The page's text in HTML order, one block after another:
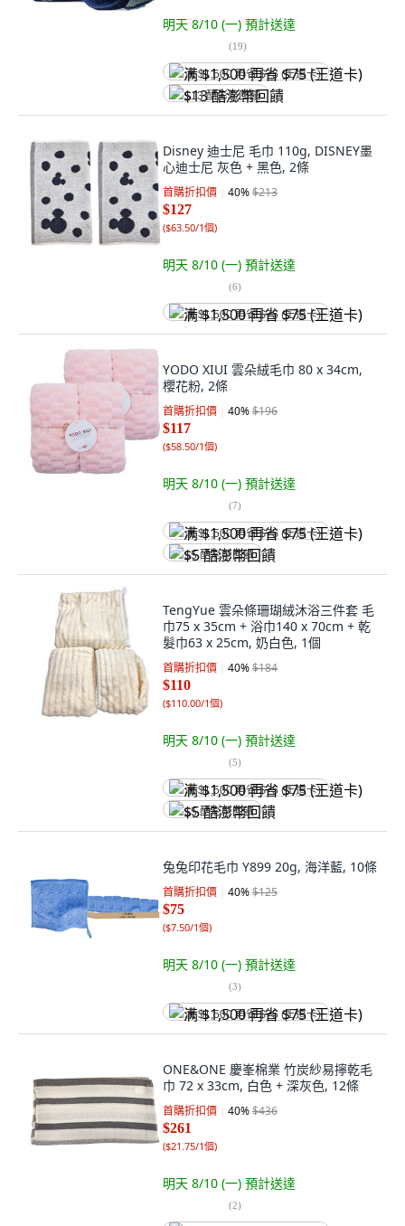
明天 8/10 (一) 預計送達
(19)
满 $1,500 再省 $75 (王道卡)
$13 酷澎幣回饋
Disney 迪士尼 毛巾 110g, DISNEY墨
心迪士尼 灰色 + 黑色, 2條
首購折扣價 40%$213
$127
($63.50/1個)
明天 8/10 (一) 預計送達
(6)
满 $1,500 再省 $75 (王道卡)
YODO XIUI 雲朵絨毛巾 80 x 34cm,
櫻花粉, 2條
首購折扣價 40%$196
$117
($58.50/1個)
明天 8/10 (一) 預計送達
(7)
满 $1,500 再省 $75 (王道卡)
$5 酷澎幣回饋
TengYue 雲朵條珊瑚絨沐浴三件套 毛
巾75 x 35cm + 浴巾140 x 70cm + 乾
髮巾63 x 25cm, 奶白色, 1個
首購折扣價 40%$184
$110
($110.00/1個)
明天 8/10 (一) 預計送達
(5)
满 $1,500 再省 $75 (王道卡)
$5 酷澎幣回饋
兔兔印花毛巾 Y899 20g, 海洋藍, 10條
首購折扣價 40%$125
$75
($7.50/1個)
明天 8/10 (一) 預計送達
(3)
满 $1,500 再省 $75 (王道卡)
ONE&ONE 慶峯棉業 竹炭紗易擰乾毛
巾 72 x 33cm, 白色 + 深灰色, 12條
首購折扣價 40%$436
$261
($21.75/1個)
明天 8/10 (一) 預計送達
(2)